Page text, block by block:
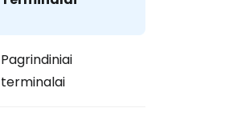
Pagrindiniai
terminalai